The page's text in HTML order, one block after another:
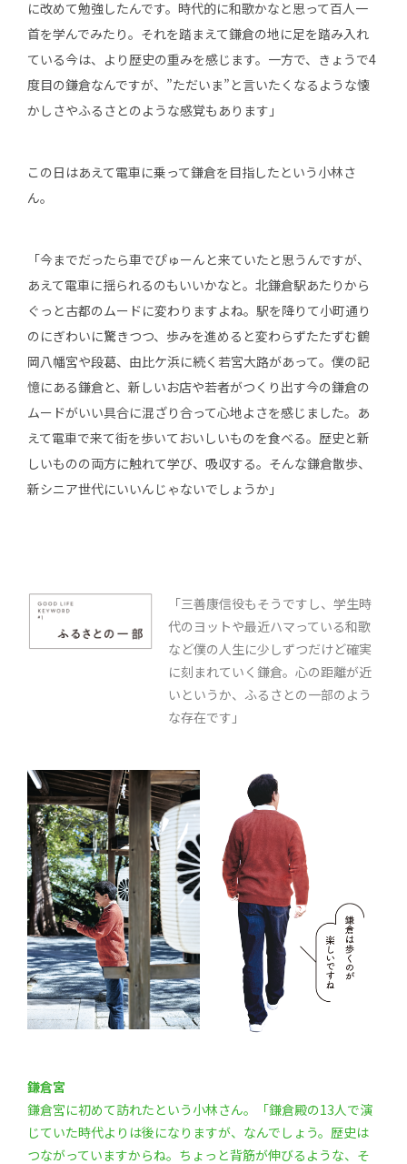
に改めて勉強したんです。時代的に和歌かなと思って百人一
首を学んでみたり。それを踏まえて鎌倉の地に足を踏み入れ
ている今は、より歴史の重みを感じます。一方で、きょうで4
度目の鎌倉なんですが、”ただいま”と言いたくなるような懐
かしさやふるさとのような感覚もあります」
この日はあえて電車に乗って鎌倉を目指したという小林さ
ん。
「今までだったら車でぴゅーんと来ていたと思うんですが、
あえて電車に揺られるのもいいかなと。北鎌倉駅あたりから
ぐっと古都のムードに変わりますよね。駅を降りて小町通り
のにぎわいに驚きつつ、歩みを進めると変わらずたたずむ鶴
岡八幡宮や段葛、由比ケ浜に続く若宮大路があって。僕の記
憶にある鎌倉と、新しいお店や若者がつくり出す今の鎌倉の
ムードがいい具合に混ざり合って心地よさを感じました。あ
えて電車で来て街を歩いておいしいものを食べる。歴史と新
しいものの両方に触れて学び、吸収する。そんな鎌倉散歩、
新シニア世代にいいんじゃないでしょうか」
「三善康信役もそうですし、学生時
代のヨットや最近ハマっている和歌
など僕の人生に少しずつだけど確実
に刻まれていく鎌倉。心の距離が近
いというか、ふるさとの一部のよう
な存在です」
鎌倉宮
鎌倉宮に初めて訪れたという小林さん。「鎌倉殿の13人で演
じていた時代よりは後になりますが、なんでしょう。歴史は
つながっていますからね。ちょっと背筋が伸びるような、そ